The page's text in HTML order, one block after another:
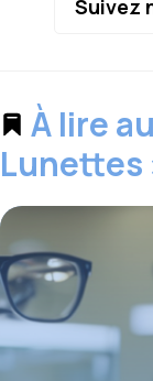
Suivez
À lire
Lunettes